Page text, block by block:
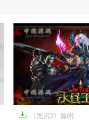
 《黑刃2》源码